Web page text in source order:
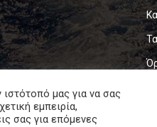
μας για να σας
εμπειρία,
σας για επόμενες